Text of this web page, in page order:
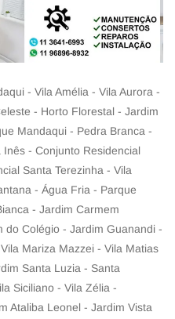
- Vila Amélia - Vila Aurora -
- Horto Florestal - Jardim
Mandaqui - Pedra Branca -
- Conjunto Residencial
Santa Terezinha - Vila
- Água Fria - Parque
- Jardim Carmem
do Colégio - Jardim Guanandi -
Mariza Mazzei - Vila Matias
Santa Luzia - Santa
Siciliano - Vila Zélia -
Ataliba Leonel - Jardim Vista